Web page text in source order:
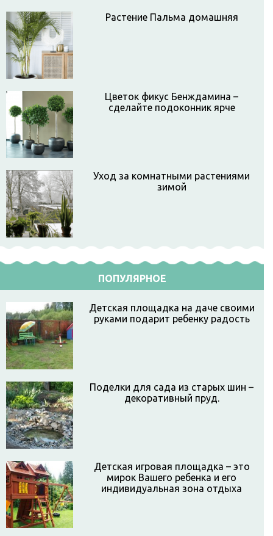
Растение Пальма домашняя
Цветок фикус Бенждамина –
сделайте подоконник ярче
Уход за комнатными растениями
зимой
ПОПУЛЯРНОЕ
Детская площадка на даче своими
руками подарит ребенку радость
Поделки для сада из старых шин –
декоративный пруд.
Детская игровая площадка – это
мирок Вашего ребенка и его
индивидуальная зона отдыха